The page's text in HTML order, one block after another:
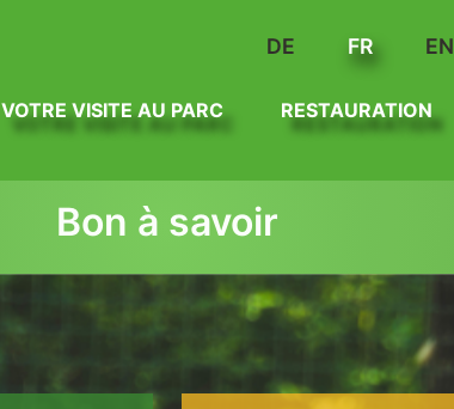
DE FR EN
VOTRE VISITE AU PARC RESTAURATION
Bon à savoir